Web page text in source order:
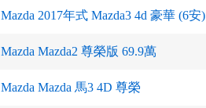
Mazda 2017年式 Mazda3 4d 豪華 (6安)
Mazda Mazda2 尊榮版 69.9萬
Mazda Mazda 馬3 4D 尊榮